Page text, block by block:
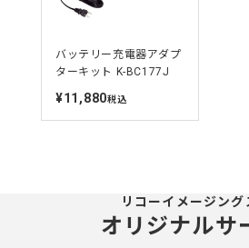
バッテリー充電器アダプ
ターキット K-BC177J
定
¥11,880税込
リコーイメージング
オリジナルサ